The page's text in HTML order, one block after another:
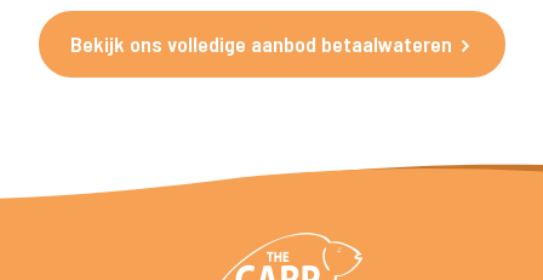
Bekijk ons volledige aanbod betaalwateren